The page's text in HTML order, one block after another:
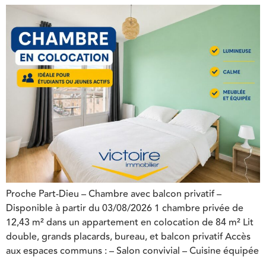
Proche Part-Dieu – Chambre avec balcon privatif –
Disponible à partir du 03/08/2026 1 chambre privée de
12,43 m² dans un appartement en colocation de 84 m² Lit
double, grands placards, bureau, et balcon privatif Accès
aux espaces communs : – Salon convivial – Cuisine équipée